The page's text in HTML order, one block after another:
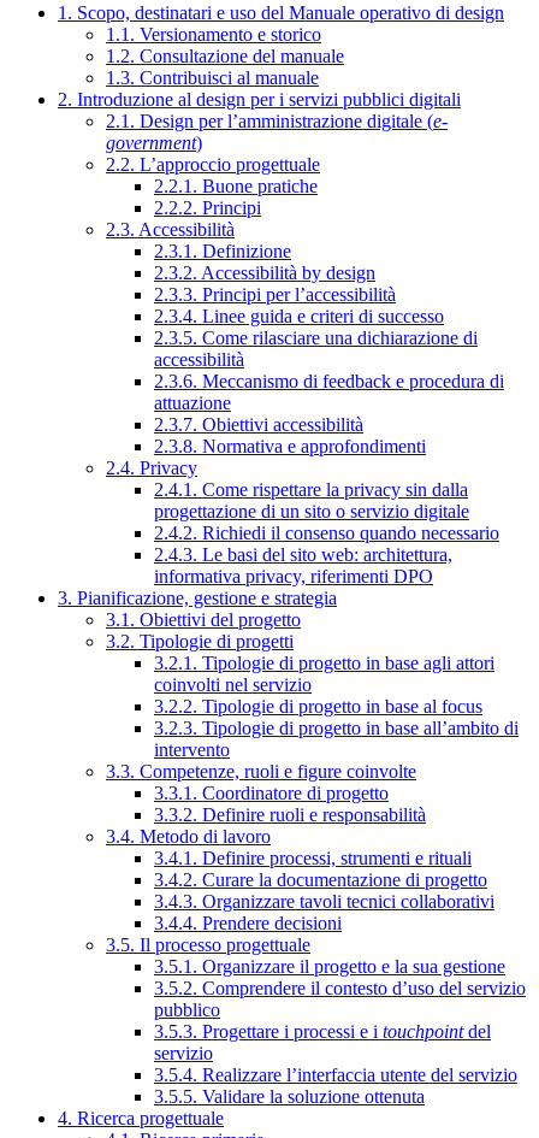
1. Scopo, destinatari e uso del Manuale operativo di design
1.1. Versionamento e storico
1.2. Consultazione del manuale
1.3. Contribuisci al manuale
2. Introduzione al design per i servizi pubblici digitali
2.1. Design per l’amministrazione digitale (e-
government)
2.2. L’approccio progettuale
2.2.1. Buone pratiche
2.2.2. Principi
2.3. Accessibilità
2.3.1. Definizione
2.3.2. Accessibilità by design
2.3.3. Principi per l’accessibilità
2.3.4. Linee guida e criteri di successo
2.3.5. Come rilasciare una dichiarazione di
accessibilità
2.3.6. Meccanismo di feedback e procedura di
attuazione
2.3.7. Obiettivi accessibilità
2.3.8. Normativa e approfondimenti
2.4. Privacy
2.4.1. Come rispettare la privacy sin dalla
progettazione di un sito o servizio digitale
2.4.2. Richiedi il consenso quando necessario
2.4.3. Le basi del sito web: architettura,
informativa privacy, riferimenti DPO
3. Pianificazione, gestione e strategia
3.1. Obiettivi del progetto
3.2. Tipologie di progetti
3.2.1. Tipologie di progetto in base agli attori
coinvolti nel servizio
3.2.2. Tipologie di progetto in base al focus
3.2.3. Tipologie di progetto in base all’ambito di
intervento
3.3. Competenze, ruoli e figure coinvolte
3.3.1. Coordinatore di progetto
3.3.2. Definire ruoli e responsabilità
3.4. Metodo di lavoro
3.4.1. Definire processi, strumenti e rituali
3.4.2. Curare la documentazione di progetto
3.4.3. Organizzare tavoli tecnici collaborativi
3.4.4. Prendere decisioni
3.5. Il processo progettuale
3.5.1. Organizzare il progetto e la sua gestione
3.5.2. Comprendere il contesto d’uso del servizio
pubblico
3.5.3. Progettare i processi e i touchpointdel
servizio
3.5.4. Realizzare l’interfaccia utente del servizio
3.5.5. Validare la soluzione ottenuta
4. Ricerca progettuale